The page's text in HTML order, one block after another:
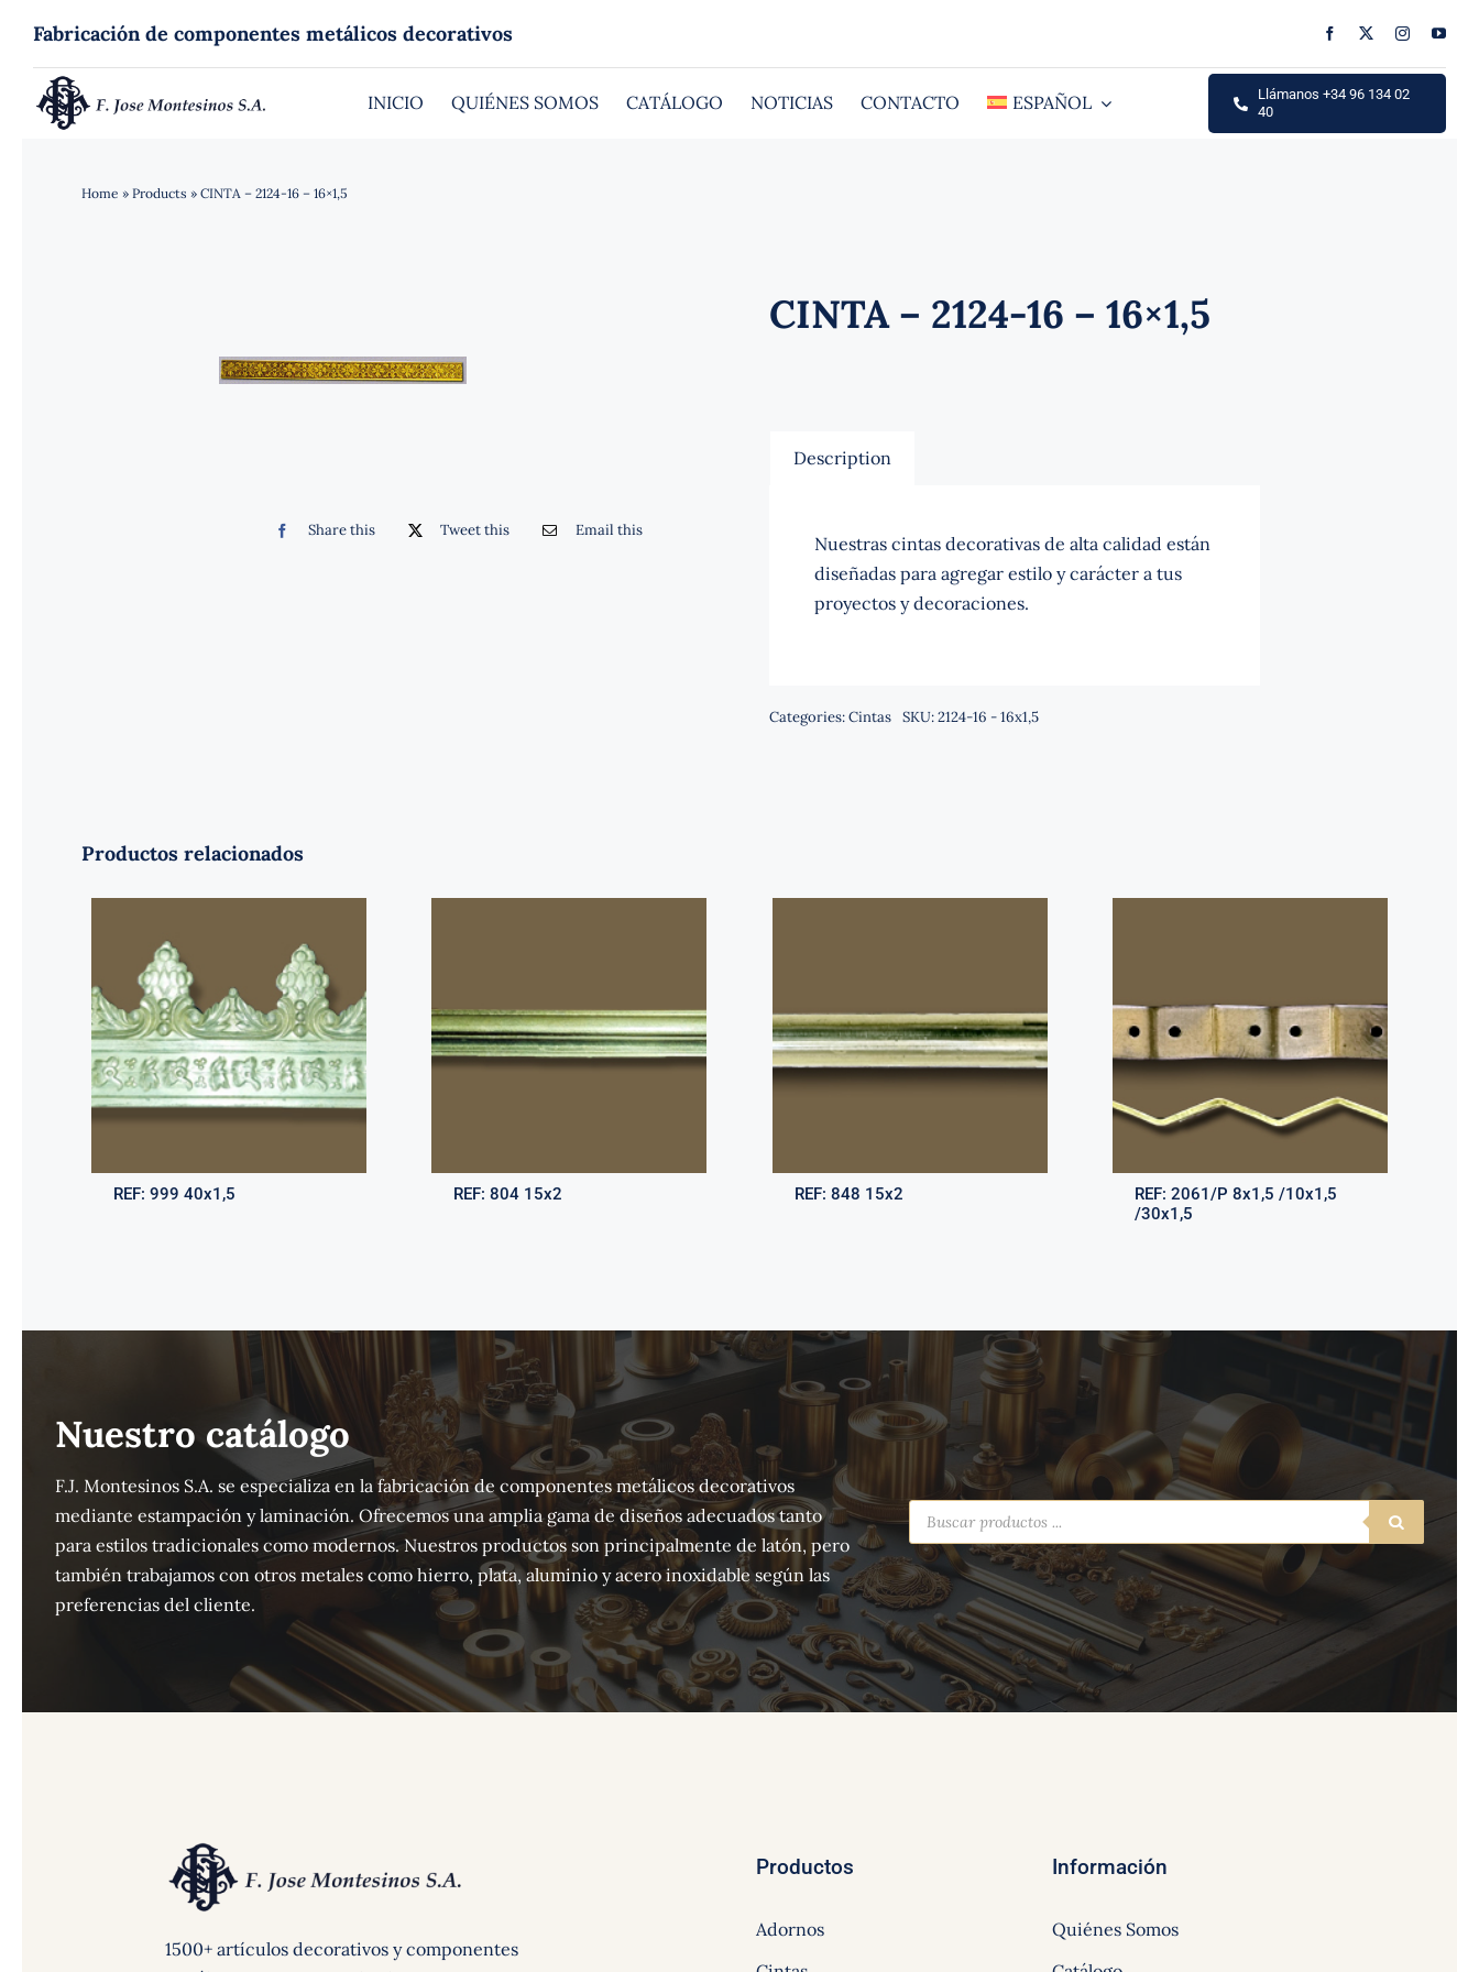
contenido
Fabricación de componentes metálicos decorativos
INICIO QUIÉNES SOMOS CATÁLOGO NOTICIAS CONTACTO ESPAÑOL
Llámanos +34 96 134 02
40
Home » Products » CINTA – 2124-16 – 16×1,5
Share this Tweet this Email this
CINTA – 2124-16 – 16×1,5
Description
Nuestras cintas decorativas de alta calidad están
diseñadas para agregar estilo y carácter a tus
proyectos y decoraciones.
Categories:Cintas SKU:2124-16 - 16x1,5
Productos relacionados
REF:999 40x1,5 REF:804 15x2 REF: 848 15x2 REF: 2061/P 8x1,5 /10x1,5
/30x1,5
Nuestro catálogo
F.J. Montesinos S.A. se especializa en la fabricación de componentes metálicos decorativos
mediante estampación y laminación. Ofrecemos una amplia gama de diseños adecuados tanto
para estilos tradicionales como modernos. Nuestros productos son principalmente de latón, pero
también trabajamos con otros metales como hierro, plata, aluminio y acero inoxidable según las
preferencias del cliente.
Búsqueda
de
productos
1500+ artículos decorativos y componentes
Productos
Adornos
Información
Quiénes Somos